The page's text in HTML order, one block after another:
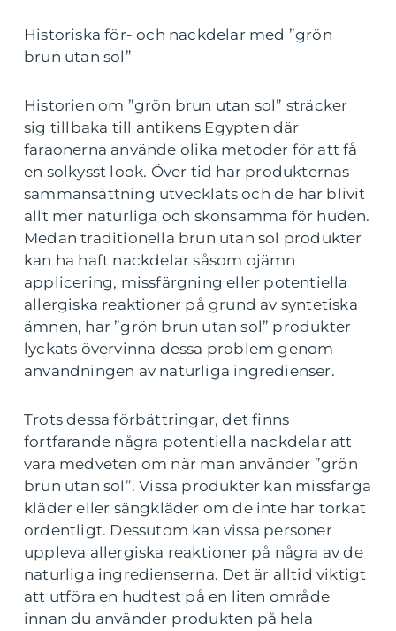
Historiska för- och nackdelar med ”grön
brun utan sol”
Historien om ”grön brun utan sol” sträcker
sig tillbaka till antikens Egypten där
faraonerna använde olika metoder för att få
en solkysst look. Över tid har produkternas
sammansättning utvecklats och de har blivit
allt mer naturliga och skonsamma för huden.
Medan traditionella brun utan sol produkter
kan ha haft nackdelar såsom ojämn
applicering, missfärgning eller potentiella
allergiska reaktioner på grund av syntetiska
ämnen, har ”grön brun utan sol” produkter
lyckats övervinna dessa problem genom
användningen av naturliga ingredienser.
Trots dessa förbättringar, det finns
fortfarande några potentiella nackdelar att
vara medveten om när man använder ”grön
brun utan sol”. Vissa produkter kan missfärga
kläder eller sängkläder om de inte har torkat
ordentligt. Dessutom kan vissa personer
uppleva allergiska reaktioner på några av de
naturliga ingredienserna. Det är alltid viktigt
att utföra en hudtest på en liten område
innan du använder produkten på hela